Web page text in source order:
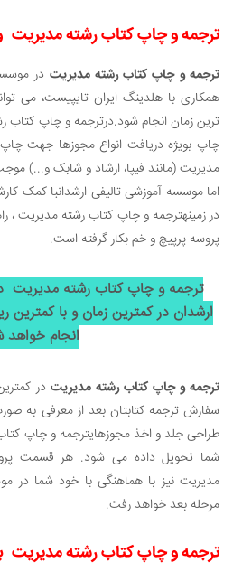
ترجمه و چاپ کتاب رشته مدیریت
ترجمه و چاپ کتاب رشته مدیریت در
همکاری با هلدینگ ایران تایپیست، می
ترین زمان انجام شود.درترجمه و چاپ کتاب
چاپ بویژه دریافت انواع مجوزها جهت
مدیریت (مانند فیپا، ارشاد و شابک و...)
اما موسسه آموزشی تالیفی ارشدانبا کمک
در زمینهترجمه و چاپ کتاب رشته مدیریت ،
پروسه پرپیچ و خم بکار گرفته است.
ترجمه و چاپ کتاب رشته مدیریت
ارشدان در کمترین زمان و با
انجام
ترجمه و چاپ کتاب رشته مدیریت در
سفارش ترجمه کتابتان بعد از معرفی به
طراحی جلد و اخذ مجوزهایترجمه و چاپ
شما تحویل داده می شود. هر قسمت
مدیریت نیز با هماهنگی با خود شما در
مرحله بعد خواهد رفت.
ترجمه و چاپ کتاب رشته مدیریت